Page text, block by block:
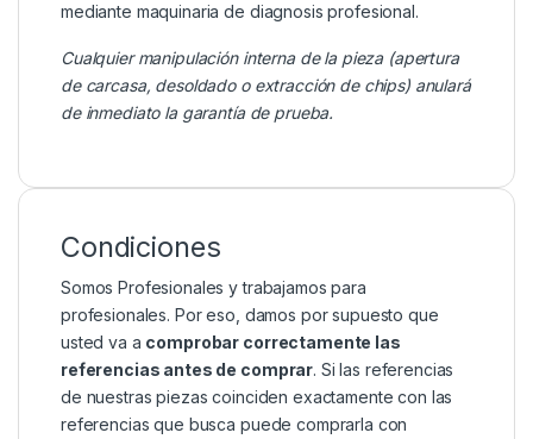
mediante maquinaria de diagnosis profesional.
Cualquier manipulación interna de la pieza (apertura
de carcasa, desoldado o extracción de chips) anulará
de inmediato la garantía de prueba.
Condiciones
Somos Profesionales y trabajamos para
profesionales. Por eso, damos por supuesto que
usted va a comprobar correctamente las
referencias antes de comprar. Si las referencias
de nuestras piezas coinciden exactamente con las
referencias que busca puede comprarla con